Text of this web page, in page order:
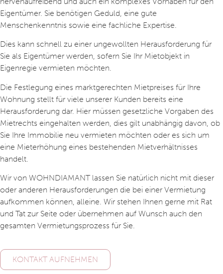
Eigentümer. Sie benötigen Geduld, eine gute
Menschenkenntnis sowie eine fachliche Expertise.
Dies kann schnell zu einer ungewollten Herausforderung für
Sie als Eigentümer werden, sofern Sie Ihr Mietobjekt in
Eigenregie vermieten möchten.
Die Festlegung eines marktgerechten Mietpreises für Ihre
Wohnung stellt für viele unserer Kunden bereits eine
Herausforderung dar. Hier müssen gesetzliche Vorgaben des
Mietrechts eingehalten werden, dies gilt unabhängig davon, ob
Sie Ihre Immobilie neu vermieten möchten oder es sich um
eine Mieterhöhung eines bestehenden Mietverhältnisses
handelt.
Wir von WOHNDIAMANT lassen Sie natürlich nicht mit dieser
oder anderen Herausforderungen die bei einer Vermietung
aufkommen können, alleine. Wir stehen Ihnen gerne mit Rat
und Tat zur Seite oder übernehmen auf Wunsch auch den
gesamten Vermietungsprozess für Sie.
KONTAKT AUFNEHMEN